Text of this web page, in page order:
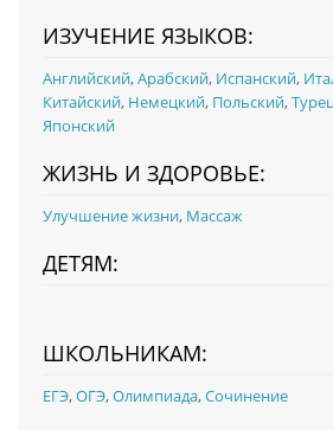
ИЗУЧЕНИЕ ЯЗЫКОВ:
Английский,Арабский, Испанский,
Китайский, Немецкий, Польский,
Японский
ЖИЗНЬ И ЗДОРОВЬЕ:
Улучшение жизни, Массаж
ДЕТЯМ:
ШКОЛЬНИКАМ:
ЕГЭ,ОГЭ,Олимпиада,Сочинение